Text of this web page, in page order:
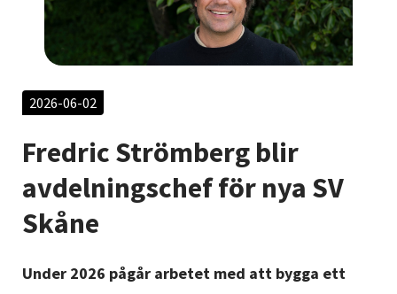
Nyheter
Avdelningar
2026-06-02
Fredric Strömberg blir
avdelningschef för nya SV
Skåne
Under 2026 pågår arbetet med att bygga ett